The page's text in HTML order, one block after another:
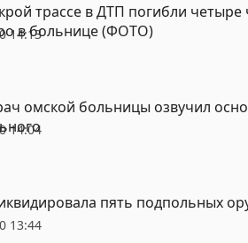
14:13
трассе в ДТП погибли четыре
в больнице (ФОТО)
14:04
омской больницы озвучил
13:44
пять подпольных